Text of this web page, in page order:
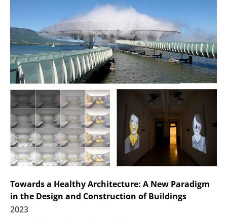
Towards a Healthy Architecture: A New Paradigm
in the Design and Construction of Buildings
2023